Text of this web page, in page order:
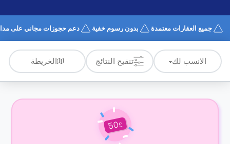
كيف
تعمل؟
الأسئلة
الشائعة
جميع العقارات معتمدة بدون رسوم خفية دعم حجوزات مجاني على مدار
الانسب لك تنقيح النتائج الخريطة
£
50